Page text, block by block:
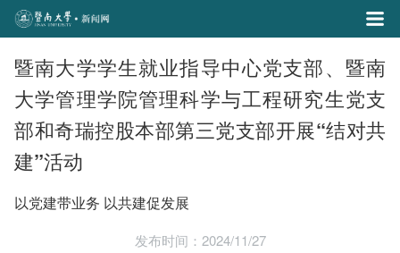
暨南大学学生就业指导中心党支部、暨南
大学管理学院管理科学与工程研究生党支
部和奇瑞控股本部第三党支部开展“结对共
建”活动
以党建带业务 以共建促发展
发布时间：2024/11/27